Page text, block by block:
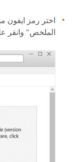
اختر رمز ايفون
الملخص" وانقر